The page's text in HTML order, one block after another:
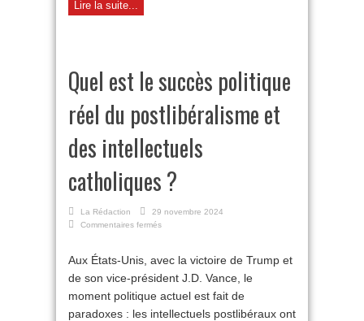
Lire la suite...
Quel est le succès politique
réel du postlibéralisme et
des intellectuels
catholiques ?
La Rédaction
29 novembre 2024
Commentaires fermés
le
succès
réel
du
Aux États-Unis, avec la victoire de Trump et
de son vice-président J.D. Vance, le
moment politique actuel est fait de
paradoxes : les intellectuels postlibéraux ont